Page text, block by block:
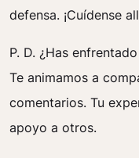
defensa. ¡Cuídense
P. D. ¿Has
Te animamos a
comentarios. Tu
apoyo a otros.